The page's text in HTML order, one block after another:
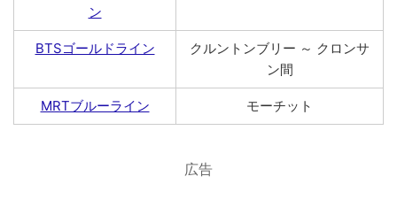
ン
BTSゴールドライン
クルントンブリー ～ クロンサ
ン間
MRTブルーライン モーチット
広告